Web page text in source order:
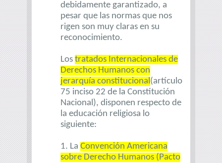
debidamente garantizado, a
pesar que las normas que nos
rigen son muy claras en su
reconocimiento.
Los tratados Internacionales de
Derechos Humanos con
jerarquía constitucional(artículo
75 inciso 22 de la Constitución
Nacional), disponen respecto de
la educación religiosa lo
siguiente:
1. La Convención Americana
sobre Derecho Humanos (Pacto